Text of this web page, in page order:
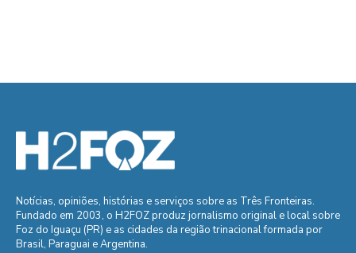
Notícias, opiniões, histórias e serviços sobre as Três Fronteiras.
Fundado em 2003, o H2FOZ produz jornalismo original e local sobre
Foz do Iguaçu (PR) e as cidades da região trinacional formada por
Brasil, Paraguai e Argentina.